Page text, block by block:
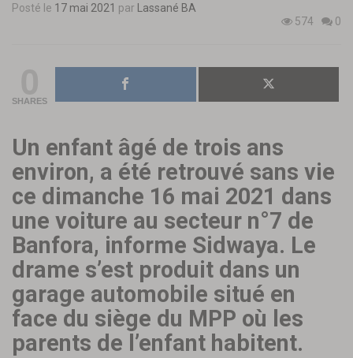
Posté le 17 mai 2021 par Lassané BA
574
0
SHARES
Un enfant âgé de trois ans
environ, a été retrouvé sans vie
ce dimanche 16 mai 2021 dans
une voiture au secteur n°7 de
Banfora, informe Sidwaya. Le
drame s’est produit dans un
garage automobile situé en
face du siège du MPP où les
parents de l’enfant habitent.